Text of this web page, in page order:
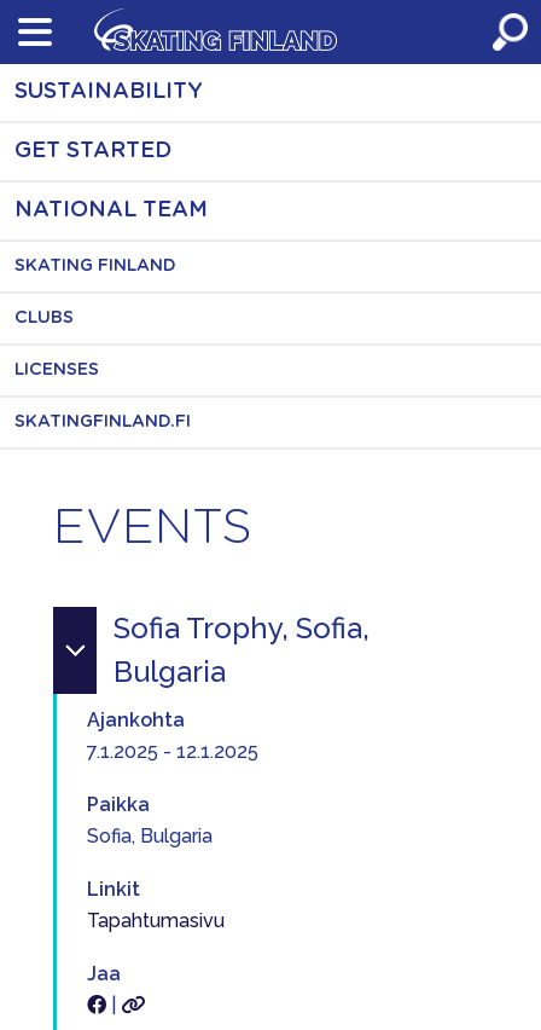
Skip
content
SUSTAINABILITY
GET STARTED
NATIONAL TEAM
SKATING FINLAND
CLUBS
LICENSES
SKATINGFINLAND.FI
EVENTS
Sofia Trophy, Sofia,
Bulgaria
Ajankohta
7.1.2025 - 12.1.2025
Paikka
Sofia, Bulgaria
Linkit
Tapahtumasivu
Jaa